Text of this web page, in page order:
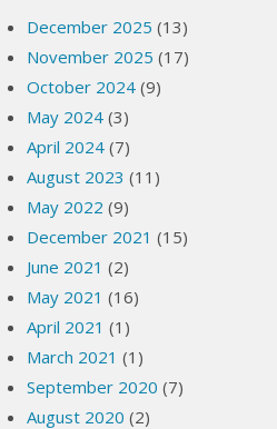
December 2025 (13)
November 2025 (17)
October 2024 (9)
May 2024 (3)
April 2024 (7)
August 2023 (11)
May 2022 (9)
December 2021 (15)
June 2021 (2)
May 2021 (16)
April 2021 (1)
March 2021 (1)
September 2020 (7)
August 2020 (2)